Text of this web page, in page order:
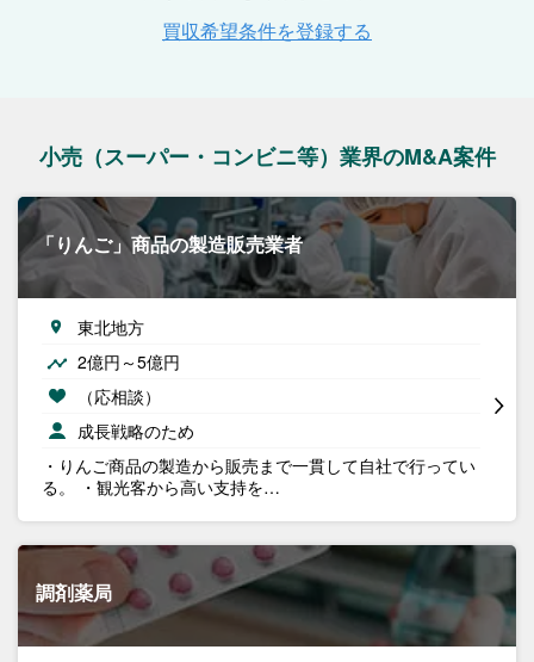
小売（スーパー・コンビニ等）業界のM&A案件
「りんご」商品の製造販売業者
東北地方
2億円～5億円
（応相談）
成長戦略のため
・りんご商品の製造から販売まで一貫して自社で行ってい
る。 ・観光客から高い支持を…
調剤薬局